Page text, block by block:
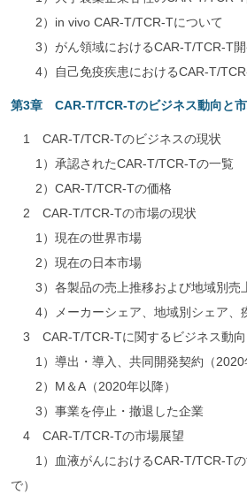
2）in vivo CAR-T/TCR-Tについて
3）がん領域におけるCAR-T/TCR-T開
4）自己免疫疾患におけるCAR-T/
第3章 CAR-T/TCR-Tのビジネス動向と
1 CAR-T/TCR-Tのビジネスの現状
1）承認されたCAR-T/TCR-Tの一覧
2）CAR-T/TCR-Tの価格
2 CAR-T/TCR-Tの市場の現状
1）現在の世界市場
2）現在の日本市場
3）各製品の売上推移および地域別売
4）メーカーシェア、地域別シェア、
3 CAR-T/TCR-Tに関するビジネス動向
1）導出・導入、共同開発契約（2020
2）M＆A（2020年以降）
3）事業を停止・撤退した企業
4 CAR-T/TCR-Tの市場展望
1）血液がんにおけるCAR-T/TCR-Tの
で）